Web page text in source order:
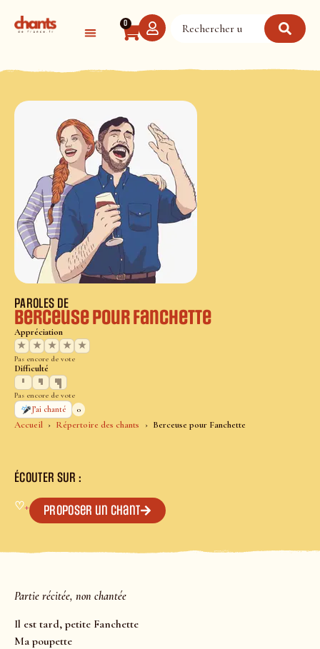
0
Accueil Répertoire des chants Berceuse pour Fanchette
PAROLES DE
Berceuse pour Fanchette
Appréciation
★
★ ★ ★ ★
Pas encore de vote
Difficulté
Pas encore de vote
J’ai chanté
0
ÉCOUTER SUR :
♡+ Proposer un chant
Partie récitée, non chantée
Il est tard, petite Fanchette
Ma poupette